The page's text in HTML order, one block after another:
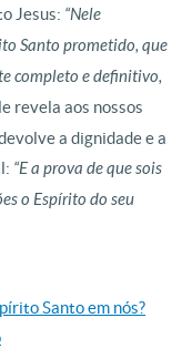
Jesus: “Nele
Santo prometido, que
completo e definitivo,
revela aos nossos
a dignidade e a
“E a prova de que sois
o Espírito do seu
Santo em nós?